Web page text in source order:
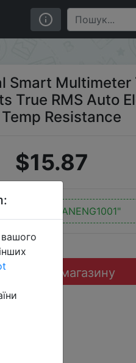
Auto Electrical
Smart
True RMS Auto
Resistance
$15.87
"ANENG1001"
до магазину